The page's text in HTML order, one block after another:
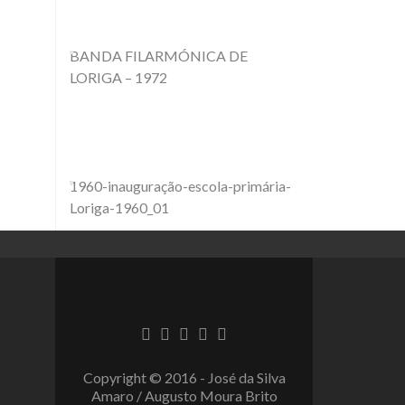
BANDA FILARMÓNICA DE
LORIGA – 1972
1960-inauguração-escola-primária-
Loriga-1960_01
Copyright © 2016 - José da Silva
Amaro / Augusto Moura Brito